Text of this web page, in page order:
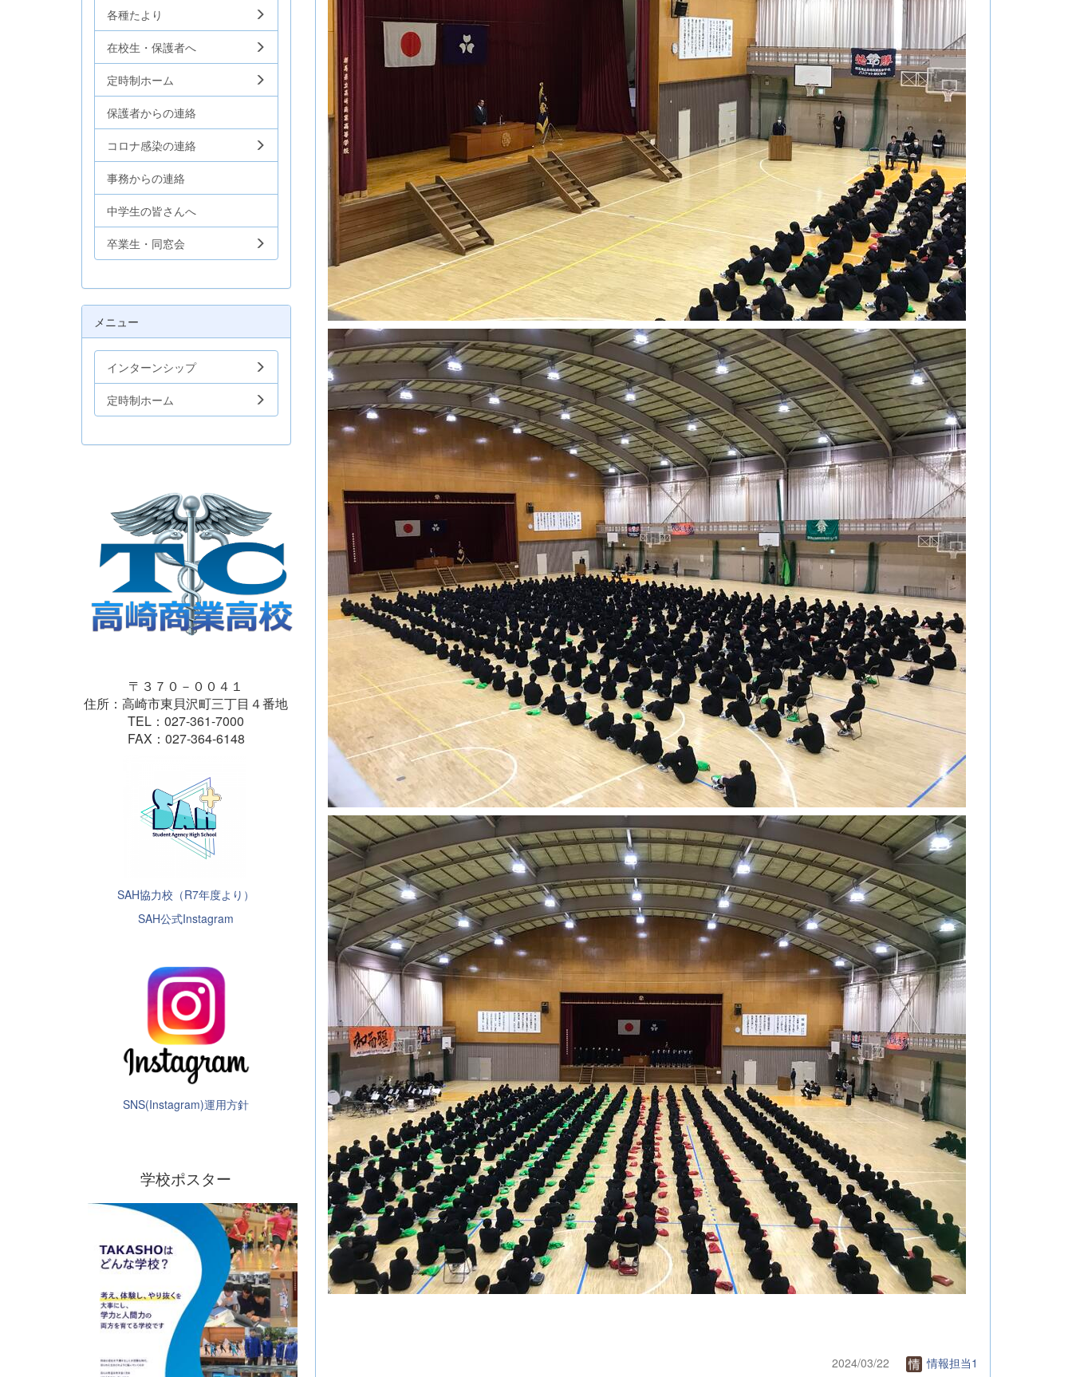
2024/03/22 情報担当1
各種たより
在校生・保護者へ
定時制ホーム
保護者からの連絡
コロナ感染の連絡
事務からの連絡
中学生の皆さんへ
卒業生・同窓会
メニュー
インターンシップ
定時制ホーム
〒３７０－００４１
住所：高崎市東貝沢町三丁目４番地
TEL：027-361-7000
FAX：027-364-6148
SAH協力校（R7年度より）
SAH公式Instagram
SNS(Instagram)運用方針
学校ポスター